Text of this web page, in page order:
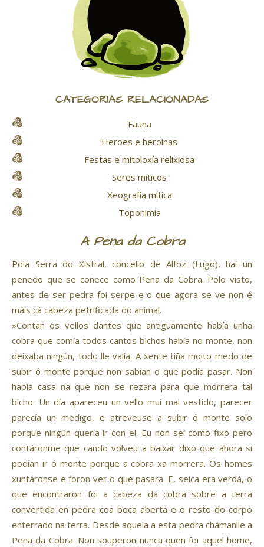
CATEGORÍAS RELACIONADAS
Fauna
Heroes e heroínas
Festas e mitoloxía relixiosa
Seres míticos
Xeografía mítica
Toponimia
A Pena da Cobra
Pola Serra do Xistral, concello de Alfoz (Lugo), hai un
penedo que se coñece como Pena da Cobra. Polo visto,
antes de ser pedra foi serpe e o que agora se ve non é
máis cá cabeza petrificada do animal.
»Contan os vellos dantes que antiguamente había unha
cobra que comía todos cantos bichos había no monte, non
deixaba ningún, todo lle valía. A xente tiña moito medo de
subir ó monte porque non sabían o que podía pasar. Non
había casa na que non se rezara para que morrera tal
bicho. Un día apareceu un vello mui mal vestido, parecer
parecía un medigo, e atreveuse a subir ó monte solo
porque ningún quería ir con el. Eu non sei como fixo pero
contáronme que cando volveu a baixar dixo que ahora si
podían ir ó monte porque a cobra xa morrera. Os homes
xuntáronse e foron ver o que pasara. E, seica era verdá, o
que encontraron foi a cabeza da cobra sobre a terra
convertida en pedra coa boca aberta e o resto do corpo
enterrado na terra. Desde aquela a esta pedra chámanlle a
Pena da Cobra. Non souperon nunca quen foi aquel home,